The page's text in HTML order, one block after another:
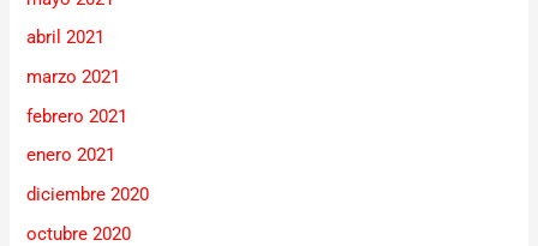
abril 2021
marzo 2021
febrero 2021
enero 2021
diciembre 2020
octubre 2020